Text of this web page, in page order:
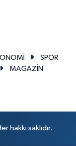
SPOR
MAGAZİN
hakkı saklıdır.